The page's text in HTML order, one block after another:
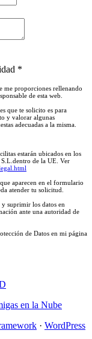
*
me proporciones rellenando
de esta web.
que te solicito es para
y valorar algunas
adecuadas a la misma.
estarán ubicados en los
S.L.dentro de la UE. Ver
aparecen en el formulario
atender tu solicitud.
suprimir los datos en
ante una autoridad de
de Datos en mi página
en la Nube
· WordPress